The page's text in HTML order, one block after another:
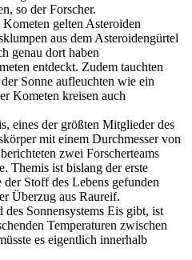
so der Forscher.
gelten Asteroiden
aus dem Asteroidengürtel
genau dort haben
entdeckt. Zudem tauchten
Sonne aufleuchten wie ein
Kometen kreisen auch
eines der größten Mitglieder des
mit einem Durchmesser von
zwei Forscherteams
Themis ist bislang der erste
Stoff des Lebens gefunden
Überzug aus Raureif.
Sonnensystems Eis gibt, ist
Temperaturen zwischen
es eigentlich innerhalb